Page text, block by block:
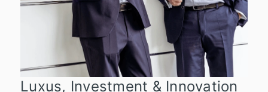
Luxus, Investment & Innovation